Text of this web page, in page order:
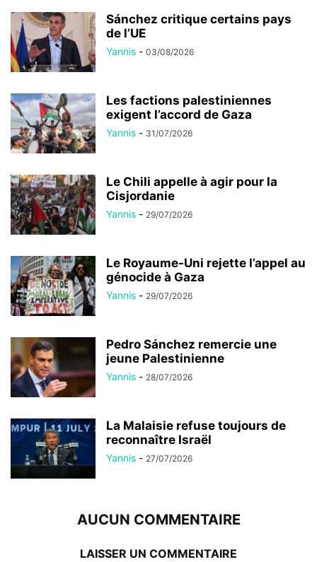
Sánchez critique certains pays
de l’UE
Yannis - 03/08/2026
Les factions palestiniennes
exigent l’accord de Gaza
Yannis - 31/07/2026
Le Chili appelle à agir pour la
Cisjordanie
Yannis - 29/07/2026
Le Royaume-Uni rejette l’appel au
génocide à Gaza
Yannis - 29/07/2026
Pedro Sánchez remercie une
jeune Palestinienne
Yannis - 28/07/2026
La Malaisie refuse toujours de
reconnaître Israël
Yannis - 27/07/2026
AUCUN COMMENTAIRE
LAISSER UN COMMENTAIRE